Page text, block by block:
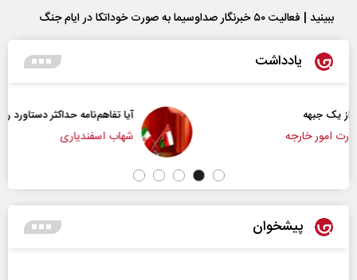
ببینید | فعالیت ۵۰ خبرنگار صداوسیما به صورت خوداتکا در ایام جنگ
یادداشت
آیا تفاهم‌نامه حداکثر دستاورد راهبردی ایران بود؟
شهاب اسفندیاری
پیشخوان